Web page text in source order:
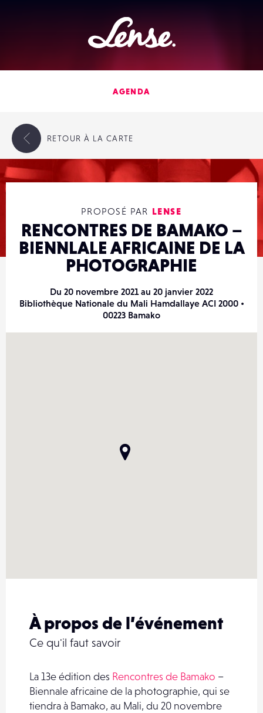
Lense
AGENDA
PROPOSÉ PAR LENSE
RENCONTRES DE BAMAKO –
BIENNLALE AFRICAINE DE LA
PHOTOGRAPHIE
Du 20 novembre 2021 au 20 janvier 2022
Bibliothèque Nationale du Mali Hamdallaye ACI 2000 •
00223 Bamako
À propos de l’événement
Ce qu'il faut savoir
La 13e édition des Rencontres de Bamako –
Biennale africaine de la photographie, qui se
tiendra à Bamako, au Mali, du 20 novembre
RETOUR À LA CARTE